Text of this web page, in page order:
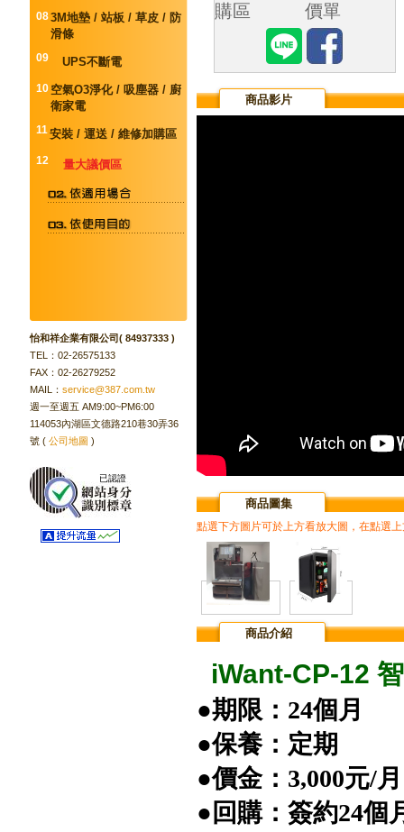
083M地墊 / 站板 / 草皮 / 防
滑條
09 UPS不斷電
10 空氣O3淨化 / 吸塵器 / 廚
衛家電
11安裝 / 運送 / 維修加購區
12 量大議價區
怡和祥企業有限公司( 84937333 )
TEL：02-26575133
FAX：02-26279252
MAIL： service@387.com.tw
週一至週五 AM9:00~PM6:00
114053內湖區文德路210巷30弄36
號 ( 公司地圖 )
已認證
購區
價單
商品影片
商品圖集
點選下方圖片可於上方看放大圖，在點選
商品介紹
iWant-CP-12
●期限：24個月
●保養：定期
●價金：3,000元/月
●回購：簽約24個